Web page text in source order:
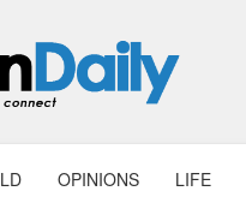
OPINIONS LIFE